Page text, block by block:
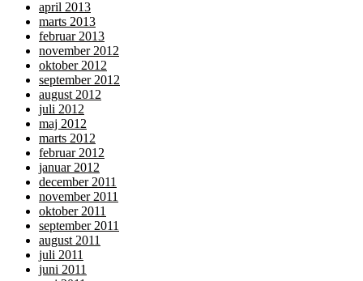
april 2013
marts 2013
februar 2013
november 2012
oktober 2012
september 2012
august 2012
juli 2012
maj 2012
marts 2012
februar 2012
januar 2012
december 2011
november 2011
oktober 2011
september 2011
august 2011
juli 2011
juni 2011